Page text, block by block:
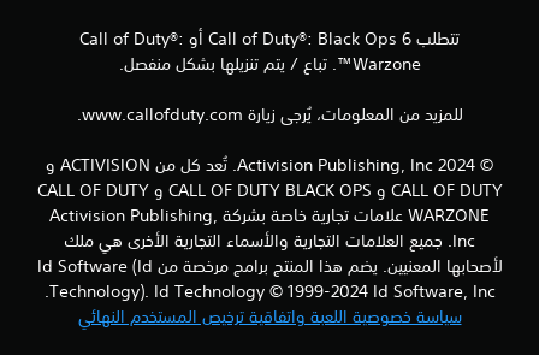
م
تتطلب Call of Duty®: Black Ops 6 أو Call of Duty®:
Warzone™. تباع / يتم تنزيلها بشكل منفصل.
للمزيد من المعلومات، يُرجى زيارة www.callofduty.com.
© 2024 Activision Publishing, Inc. تُعد كل من ACTIVISION و
CALL OF DUTY و CALL OF DUTY BLACK OPS و CALL OF DUTY
WARZONE علامات تجارية خاصة بشركة Activision Publishing,
Inc. جميع العلامات التجارية والأسماء التجارية الأخرى هي ملك
لأصحابها المعنيين. يضم هذا المنتج برامج مرخصة من Id Software (Id
Technology). Id Technology © 1999-2024 Id Software, Inc.
سياسة خصوصية اللعبة واتفاقية ترخيص المستخدم النهائي